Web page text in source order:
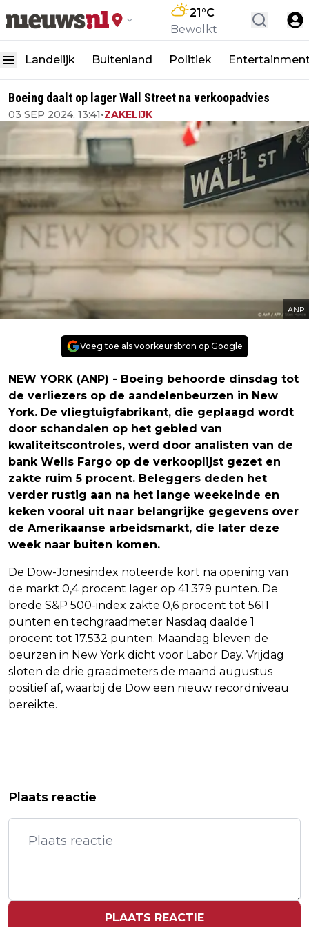
21°C
Bewolkt
Landelijk Buitenland Politiek
Boeing daalt op lager Wall Street na verkoopadvies
03 SEP 2024, 13:41•ZAKELIJK
ANP
Voeg toe als voorkeursbron op Google
NEW YORK (ANP) - Boeing behoorde dinsdag tot
de verliezers op de aandelenbeurzen in New
York. De vliegtuigfabrikant, die geplaagd wordt
door schandalen op het gebied van
kwaliteitscontroles, werd door analisten van de
bank Wells Fargo op de verkooplijst gezet en
zakte ruim 5 procent. Beleggers deden het
verder rustig aan na het lange weekeinde en
keken vooral uit naar belangrijke gegevens over
de Amerikaanse arbeidsmarkt, die later deze
week naar buiten komen.
De Dow-Jonesindex noteerde kort na opening van
de markt 0,4 procent lager op 41.379 punten. De
brede S&P 500-index zakte 0,6 procent tot 5611
punten en techgraadmeter Nasdaq daalde 1
procent tot 17.532 punten. Maandag bleven de
beurzen in New York dicht voor Labor Day. Vrijdag
sloten de drie graadmeters de maand augustus
positief af, waarbij de Dow een nieuw recordniveau
bereikte.
CONSTRUCTIEVERE TOON AAN
AANTAL DODEN EN GEWONDEN DOOR
RAKETAANVAL OP POLTAVA LOOPT
OP
Plaats reactie
PLAATS REACTIE